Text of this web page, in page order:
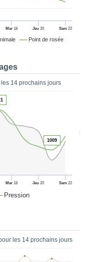
Point de rosée
Mar18 Jeu 20 Sam22
14 prochains jours
Pression
50
Mar18 Jeu 20 Sam22
1009
les 14 prochains jours